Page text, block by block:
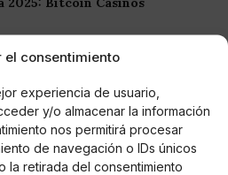
el consentimiento
experiencia de usuario,
y/o almacenar la información
nos permitirá procesar
de navegación o IDs únicos
la retirada del consentimiento
online con
y Bitcoin en México 2025